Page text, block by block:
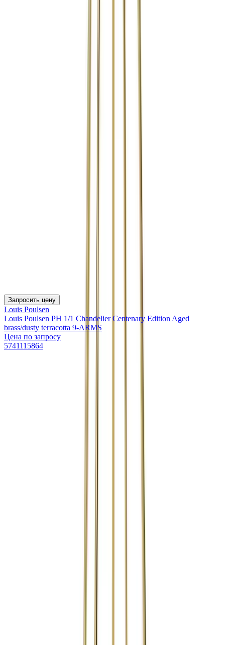
Запросить цену
Louis Poulsen
Louis Poulsen PH 1/1 Chandelier Centenary Edition Aged
brass/dusty terracotta 9-ARMS
Цена по запросу
5741115864